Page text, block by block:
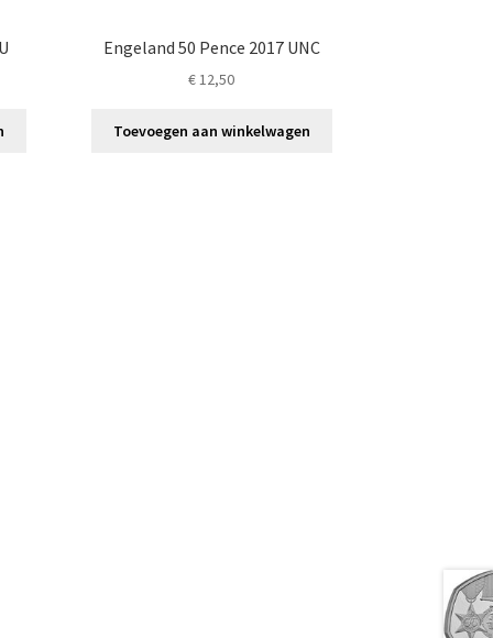
Engeland 50 Pence 2017 UNC
€12,50
Toevoegen aan winkelwagen